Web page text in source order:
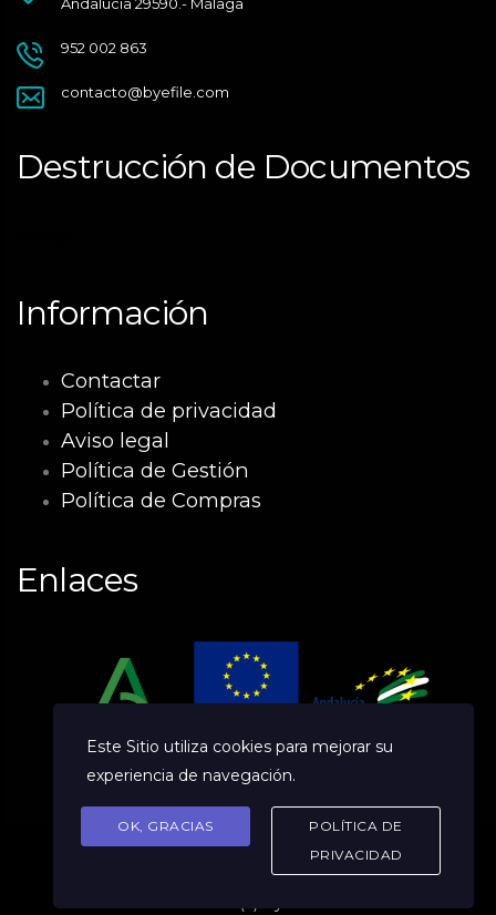
952 002 863
contacto@byefile.com
Destrucción de Documentos
Información
Contactar
Política de privacidad
Aviso legal
Política de Gestión
Política de Compras
Enlaces
Este Sitio utiliza cookies para mejorar su
experiencia de navegación.
OK, GRACIAS
POLÍTICA DE
PRIVACIDAD